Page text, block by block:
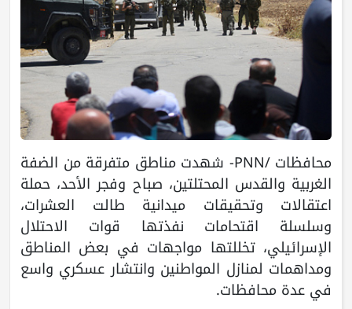
محافظات /PNN- شهدت مناطق متفرقة من الضفة
الغربية والقدس المحتلتين، صباح وفجر الأحد، حملة
اعتقالات وتحقيقات ميدانية طالت العشرات،
وسلسلة اقتحامات نفذتها قوات الاحتلال
الإسرائيلي، تخللتها مواجهات في بعض المناطق
ومداهمات لمنازل المواطنين وانتشار عسكري واسع
في عدة محافظات.